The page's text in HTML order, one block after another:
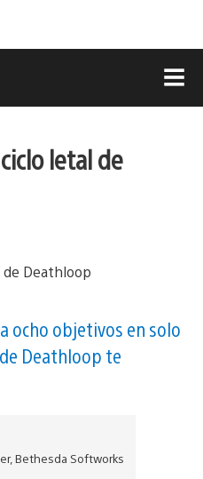
letal de
ocho objetivos en solo
Deathloop te
Bethesda Softworks